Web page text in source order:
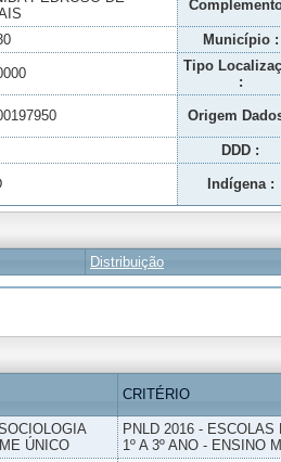
Município :
Tipo
:
Origem
DDD :
Indígena :
Distribuição
CRITÉRIO
ÚNICO
PNLD 2016 -
1º A 3º ANO - ENSINO